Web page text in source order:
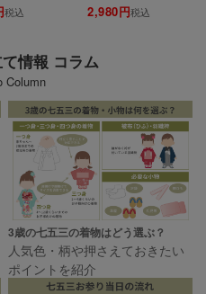
リーサイズ 130
税込
イズ ゆったり 大きい
2,980 税込
情報 コラム
Column
3歳の七五三の着物はどう選ぶ？
人気色・柄や押さえておきたい
ポイントを紹介